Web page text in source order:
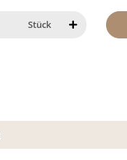
Stück